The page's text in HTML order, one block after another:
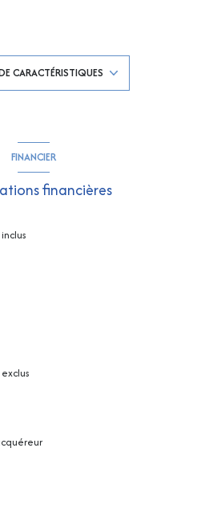
autre (autre)
CARACTÉRISTIQUES
FINANCIER
financières